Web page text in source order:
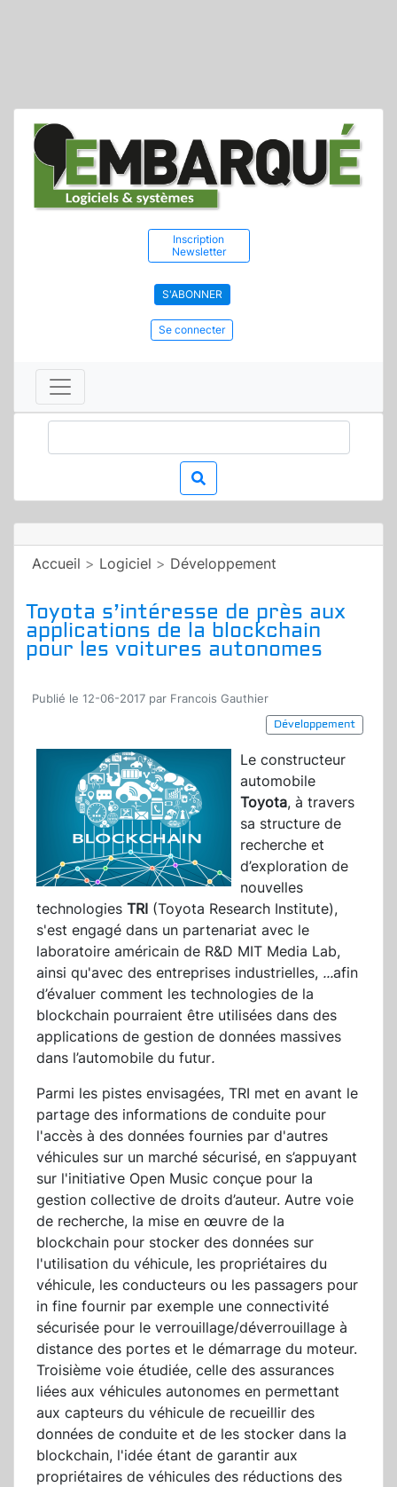
Inscription
Newsletter
S'ABONNER
Se connecter
Accueil > Logiciel > Développement
Toyota s’intéresse de près aux
applications de la blockchain
pour les voitures autonomes
Publié le 12-06-2017 par Francois Gauthier
Développement
Le constructeur
automobile
Toyota, à travers
sa structure de
recherche et
d’exploration de
nouvelles
technologies TRI (Toyota Research Institute),
s'est engagé dans un partenariat avec le
laboratoire américain de R&D MIT Media Lab,
ainsi qu'avec des entreprises industrielles, ...afin
d’évaluer comment les technologies de la
blockchain pourraient être utilisées dans des
applications de gestion de données massives
dans l’automobile du futur.
Parmi les pistes envisagées, TRI met en avant le
partage des informations de conduite pour
l'accès à des données fournies par d'autres
véhicules sur un marché sécurisé, en s’appuyant
sur l'initiative Open Music conçue pour la
gestion collective de droits d’auteur. Autre voie
de recherche, la mise en œuvre de la
blockchain pour stocker des données sur
l'utilisation du véhicule, les propriétaires du
véhicule, les conducteurs ou les passagers pour
in fine fournir par exemple une connectivité
sécurisée pour le verrouillage/déverrouillage à
distance des portes et le démarrage du moteur.
Troisième voie étudiée, celle des assurances
liées aux véhicules autonomes en permettant
aux capteurs du véhicule de recueillir des
données de conduite et de les stocker dans la
blockchain, l'idée étant de garantir aux
propriétaires de véhicules des réductions des